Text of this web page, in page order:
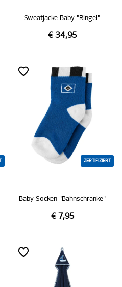
Sweatjacke Baby "Ringel"
€ 34,95
ZERTIFIZIERT
Baby Socken "Bahnschranke"
€ 7,95